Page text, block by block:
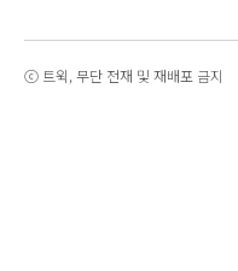
ⓒ 트윅, 무단 전재 및 재배포 금지